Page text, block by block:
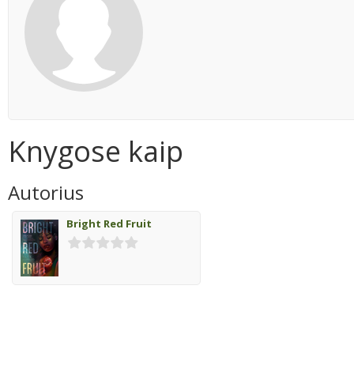
Knygose kaip
Autorius
Bright Red Fruit